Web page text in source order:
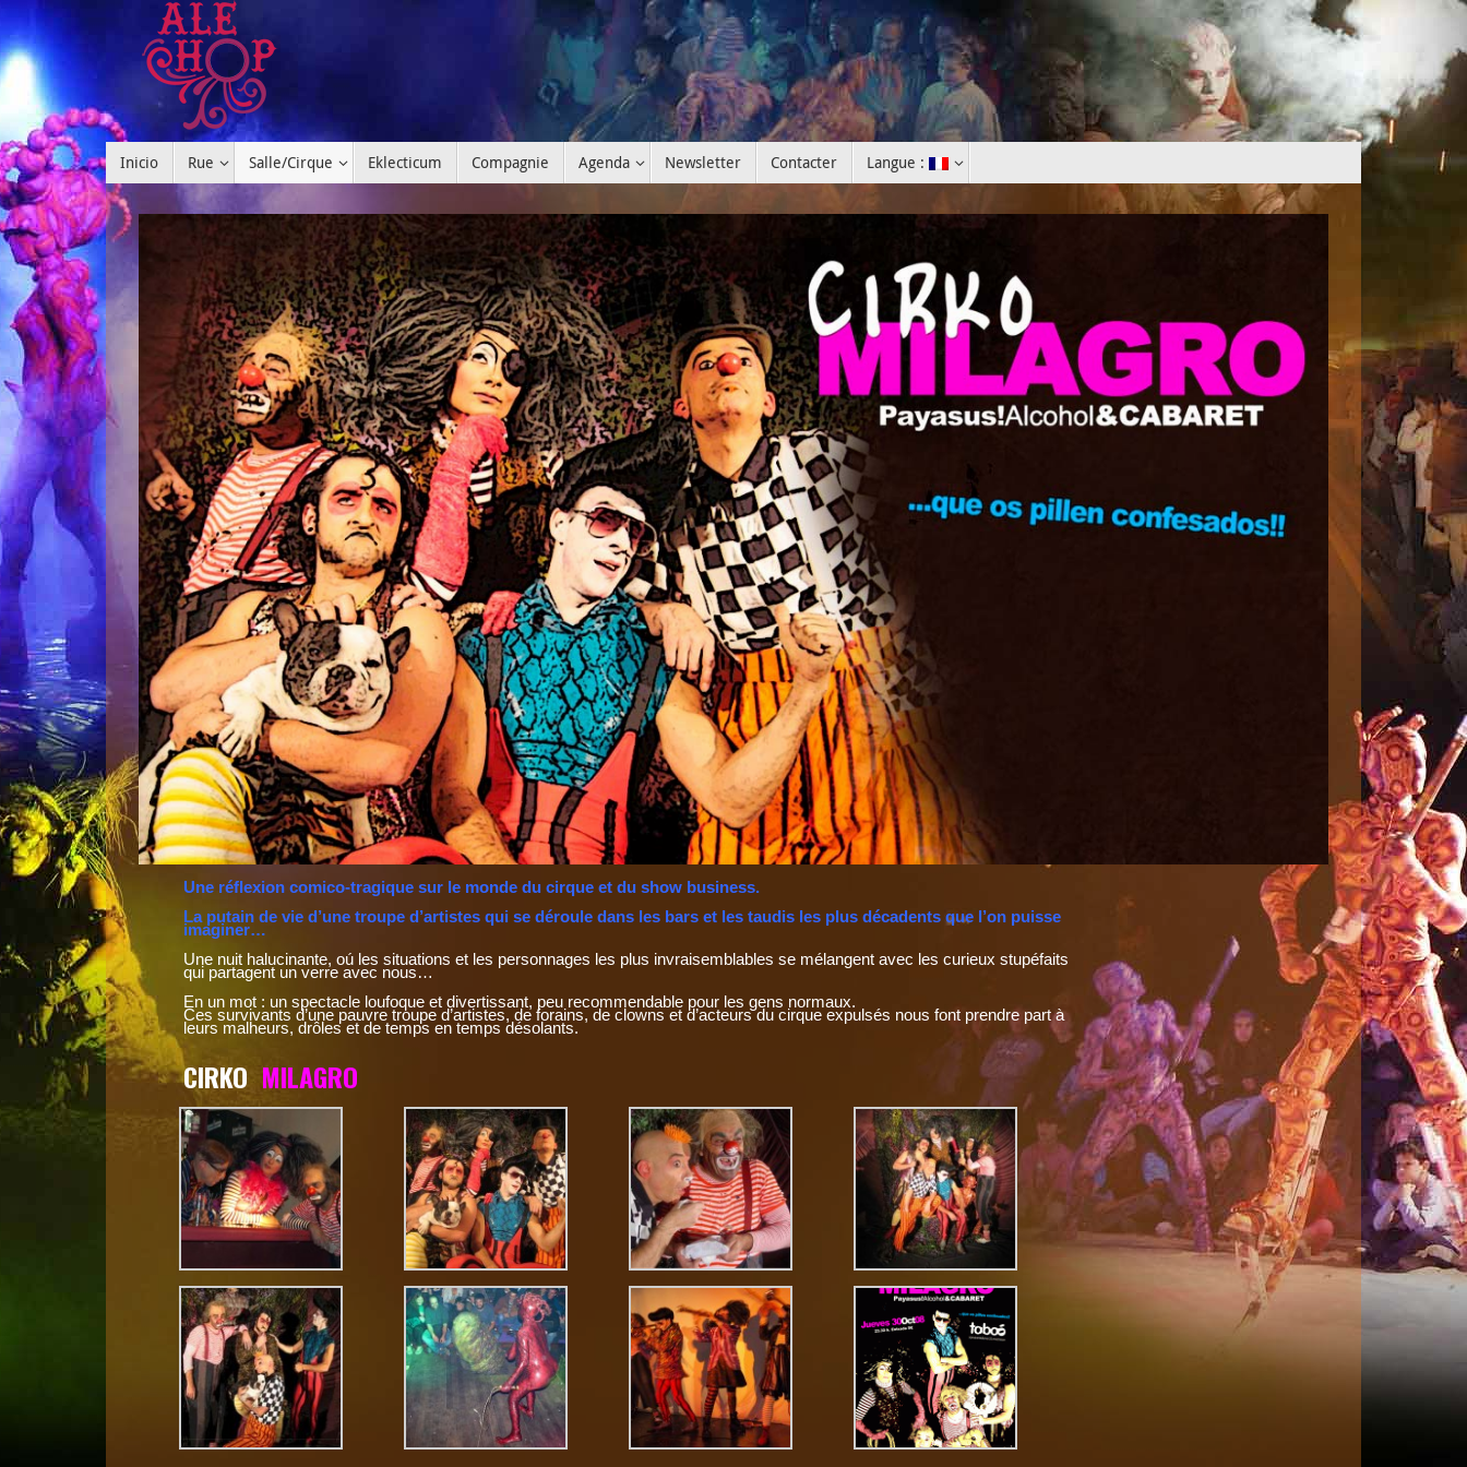
Inicio Rue Salle/Cirque Eklecticum Compagnie Agenda Newsletter Contacter Langue :
Une réflexion comico-tragique sur le monde du cirque et du show business.
La putain de vie d’une troupe d’artistes qui se déroule dans les bars et les taudis les plus décadents que l’on puisse
imaginer…
Une nuit halucinante, oú les situations et les personnages les plus invraisemblables se mélangent avec les curieux stupéfaits
qui partagent un verre avec nous…
En un mot : un spectacle loufoque et divertissant, peu recommendable pour les gens normaux.
Ces survivants d’une pauvre troupe d’artistes, de forains, de clowns et d’acteurs du cirque expulsés nous font prendre part à
leurs malheurs, drôles et de temps en temps désolants.
CIRKO MILAGRO